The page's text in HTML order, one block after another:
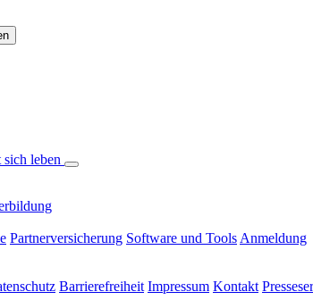
Partnerversicherung Software und Tools Anmeldung
Barrierefreiheit Impressum Kontakt